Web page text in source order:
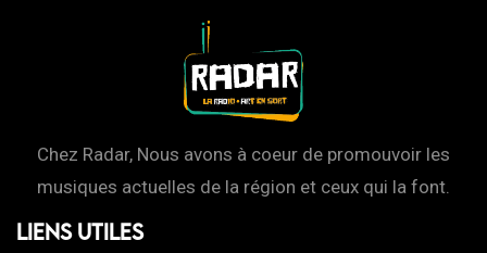
Chez Radar, Nous avons à coeur de promouvoir les
musiques actuelles de la région et ceux qui la font.
Liens Utiles